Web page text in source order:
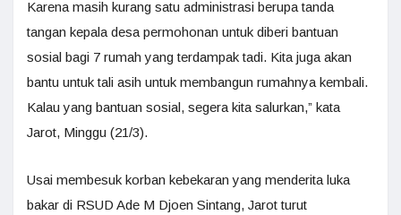
Karena masih kurang satu administrasi berupa tanda
tangan kepala desa permohonan untuk diberi bantuan
sosial bagi 7 rumah yang terdampak tadi. Kita juga akan
bantu untuk tali asih untuk membangun rumahnya kembali.
Kalau yang bantuan sosial, segera kita salurkan,” kata
Jarot, Minggu (21/3).
Usai membesuk korban kebekaran yang menderita luka
bakar di RSUD Ade M Djoen Sintang, Jarot turut